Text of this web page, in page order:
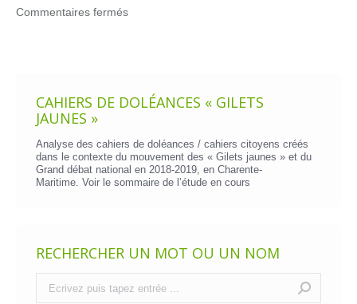
Commentaires fermés
CAHIERS DE DOLÉANCES « GILETS
JAUNES »
Analyse des cahiers de doléances / cahiers citoyens créés
dans le contexte du mouvement des « Gilets jaunes » et du
Grand débat national en 2018-2019, en Charente-
Maritime. Voir le sommaire de l’étude en cours
RECHERCHER UN MOT OU UN NOM